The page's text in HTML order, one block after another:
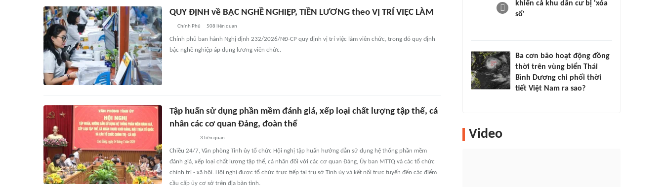
QUY ĐỊNH về BẬC NGHỀ NGHIỆP, TIỀN LƯƠNG theo VỊ TRÍ VIỆC LÀM
Chính Phủ 508 liên quan
Chính phủ ban hành Nghị định 232/2026/NĐ-CP quy định vị trí việc làm viên chức, trong đó quy định
bậc nghề nghiệp áp dụng lương viên chức.
Tập huấn sử dụng phần mềm đánh giá, xếp loại chất lượng tập thể, cá
nhân các cơ quan Đảng, đoàn thể
3 liên quan
Chiều 24/7, Văn phòng Tỉnh ủy tổ chức Hội nghị tập huấn hướng dẫn sử dụng hệ thống phần mềm
đánh giá, xếp loại chất lượng tập thể, cá nhân đối với các cơ quan Đảng, Ủy ban MTTQ và các tổ chức
chính trị - xã hội. Hội nghị được tổ chức trực tiếp tại trụ sở Tỉnh ủy và kết nối trực tuyến đến các điểm
cầu cấp ủy cơ sở trên địa bàn tỉnh.
khiến cả khu dân cư bị 'xóa
sổ'
Ba cơn bão hoạt động đồng
thời trên vùng biển Thái
Bình Dương chi phối thời
tiết Việt Nam ra sao?
Video